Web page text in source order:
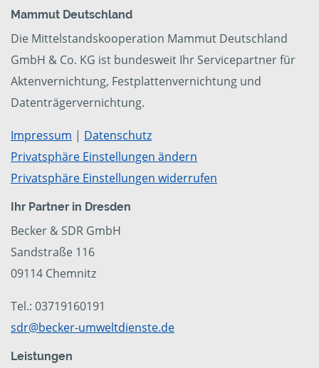
Mammut Deutschland
Die Mittelstandskooperation Mammut Deutschland
GmbH & Co. KG ist bundesweit Ihr Servicepartner für
Aktenvernichtung, Festplattenvernichtung und
Datenträgervernichtung.
Impressum | Datenschutz
Privatsphäre Einstellungen ändern
Privatsphäre Einstellungen widerrufen
Ihr Partner in Dresden
Becker & SDR GmbH
Sandstraße 116
09114 Chemnitz
Tel.: 03719160191
sdr@becker-umweltdienste.de
Leistungen